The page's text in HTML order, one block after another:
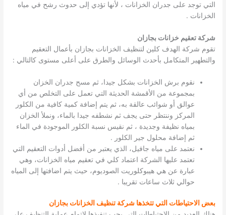
التي توجد على جدران الخزانات ، لأنها تؤدي إلى حدوث رشح في مياه
الخزانات .
شركة تعقيم خزانات بجازان
تقوم شركة الهدف كلين لتنظيف الخزانات بجازان بأعمال التعقيم
والتطهير المتكامل بأحدث الوسائل والطرق على أعلى مستوى كالتالي :
نقوم برش الخزانات بشكل جيدا، ثم مسح جدران الخزان
بمجموعة من الأقمشة الحديثة التي تعمل على التخلص من أي
عوالق أو شوائب عالقة به، ثم يتم إضافة كمية كافية من الكلور
المركز وننتظر حتى يجف ثم نشطفه جيدا بالماء، ونملأ الخزان
بمياه نظيفة وجديدة ، ثم نقيس نسبة الكلور الموجودة في الماء
ثم إضافة محلول جير الكلور .
نعتمد على مياه جافيل، الذي يعتبر من أفضل أدوات التعقيم التي
تعتمد عليها الشركة اعتماد كلي في تعقيم مياه الخزانات، وهي
عبارة عن هي هيبوكلوريت الصوديوم، حيث يتم اضافتها إلى المياه
حوالي ثلاث ساعات تقريبا .
بعض الاحتياطات التي تتخذها شركة تنظيف الخزانات بجازان